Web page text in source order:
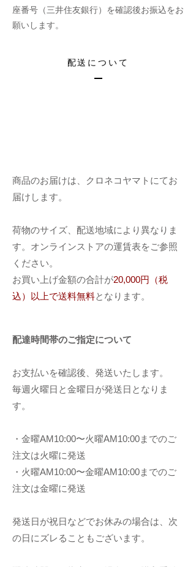
座番号（三井住友銀行）を確認後お振込をお
願いします。
配送について
​商品のお届けは、クロネコヤマトにてお
届けします。
​荷物のサイズ、配送地域により異なりま
す。​オンラインストアの運賃表をご参照
ください。
お買い上げ金額の合計が20,000円（税
込）以上で送料無料となります。
配達時間帯のご指定について
お支払いを確認後、発送いたします。
毎週火曜日と金曜日が発送日となりま
す。
・金曜AM10:00〜火曜AM10:00ま でのご
注文は火曜に発送
・火曜AM10:00〜金曜AM10:00までのご
注文は金曜に発送
発送日が祝日などでお休みの場合は、次
の日にズレることもございます。